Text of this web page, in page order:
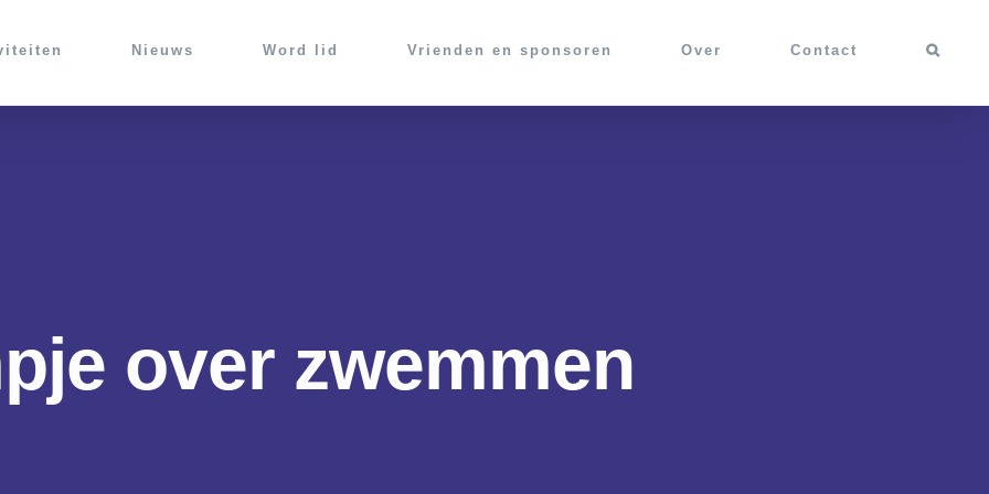
Nieuws Word lid Vrienden en sponsoren Over Contact
over zwemmen